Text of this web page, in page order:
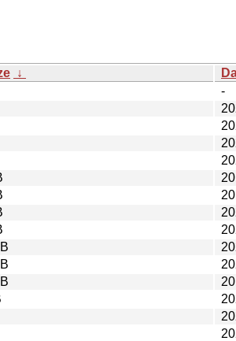
↓
-